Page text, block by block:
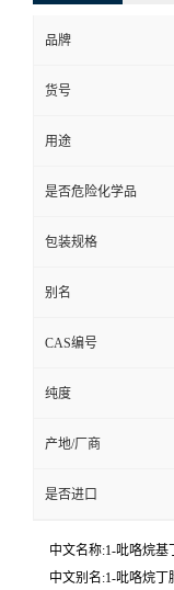
品牌
货号
用途
是否危险化学品
包装规格
别名
CAS编号
纯度
产地/厂商
是否进口
中文名称:1-吡咯烷基
中文别名:1-吡咯烷丁